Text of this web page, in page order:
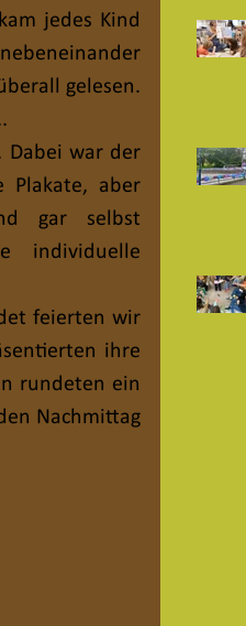
jedes Kind
gelesen.
Dabei war der
Plakate, aber
gar selbst
individuelle
feierten wir
ihre
rundeten ein
Nachmittag